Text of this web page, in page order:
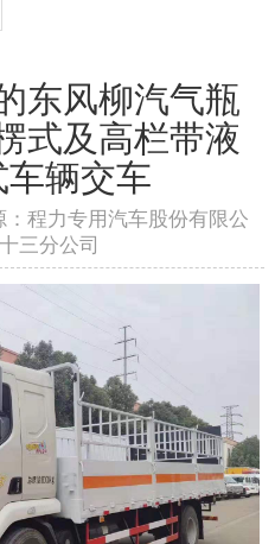
东风柳汽气瓶
式及高栏带液
辆交车
程力专用汽车股份有限公
三分公司